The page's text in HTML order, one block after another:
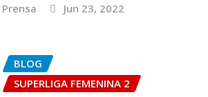
Prensa Jun 23, 2022
BLOG
SUPERLIGA FEMENINA 2